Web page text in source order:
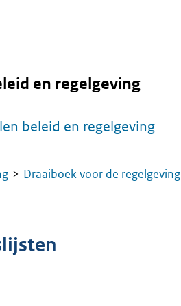
en regelgeving
beleid en regelgeving
Draaiboek voor de regelgeving